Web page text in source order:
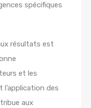
spécifiques
résultats est
et les
l’application des
aux